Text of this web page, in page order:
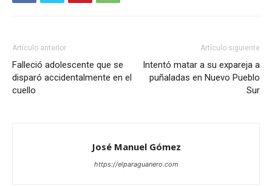
Artículo anterior
Falleció adolescente que se
disparó accidentalmente en el
cuello
Artículo siguiente
Intentó matar a su expareja a
puñaladas en Nuevo Pueblo
Sur
José Manuel Gómez
https://elparaguanero.com